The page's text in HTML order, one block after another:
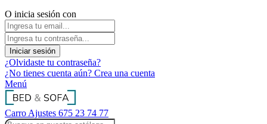
O inicia sesión con
Iniciar sesión
¿Olvidaste tu contraseña?
¿No tienes cuenta aún? Crea una cuenta
Menú
CarroAjustes 675 23 74 77